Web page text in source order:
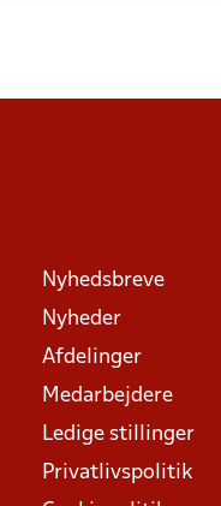
Nyhedsbreve
Nyheder
Afdelinger
Medarbejdere
Ledige stillinger
Privatlivspolitik